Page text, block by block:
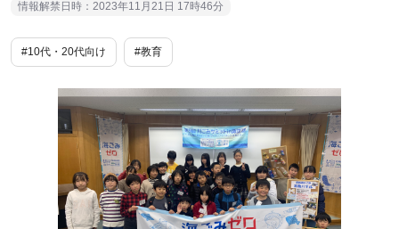
情報解禁日時：2023年11月21日 17時46分
#10代・20代向け #教育